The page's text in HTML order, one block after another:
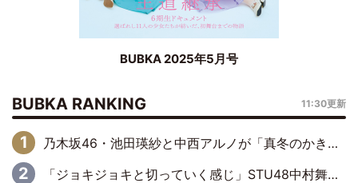
BUBKA 2025年5月号
BUBKA RANKING 11:30更新
乃木坂46・池田瑛紗と中西アルノが「真冬のかき氷」騒動で火花散らす！ 因縁の裏にあるのは、逆境をともに“凌”ぐ似た者同士の絆
「ジョキジョキと切っていく感じ」STU48中村舞、新しい挑戦は自らの手で